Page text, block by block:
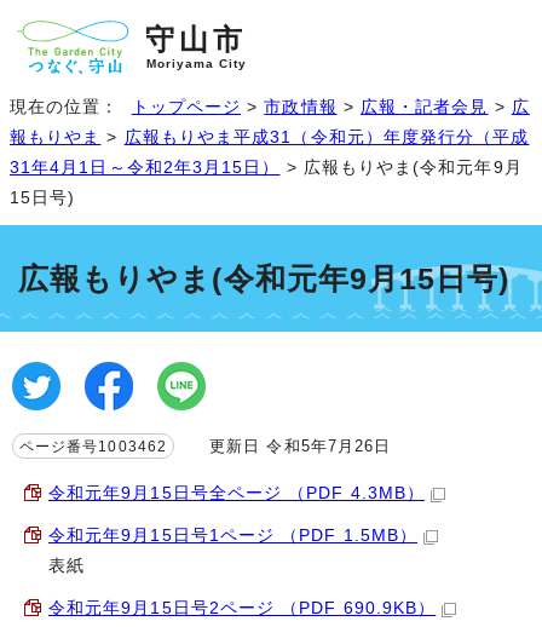
守山市
Moriyama City
現在の位置： トップページ >市政情報 > 広報・記者会見 > 広
報もりやま > 広報もりやま平成31（令和元）年度発行分（平成
31年4月1日～令和2年3月15日）
> 広報もりやま(令和元年9月
15日号)
広報もりやま(令和元年9月15日号)
ページ番号1003462 更新日 令和5年7月26日
令和元年9月15日号全ページ （PDF 4.3MB）
令和元年9月15日号1ページ （PDF 1.5MB）
表紙
令和元年9月15日号2ページ （PDF 690.9KB）